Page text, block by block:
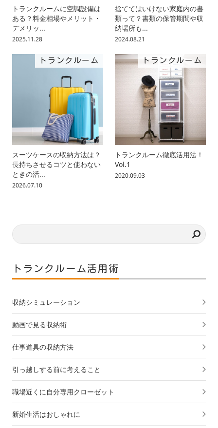
トランクルームに空調設備は
ある？料金相場やメリット・
デメリッ...
2025.11.28
捨ててはいけない家庭内の書
類って？書類の保管期間や収
納場所も...
2024.08.21
トランクルーム
スーツケースの収納方法は？
長持ちさせるコツと使わない
ときの活...
2026.07.10
トランクルーム
トランクルーム徹底活用法！
Vol.1
2020.09.03
トランクルーム活用術
収納シミュレーション
動画で見る収納術
仕事道具の収納方法
引っ越しする前に考えること
職場近くに自分専用クローゼット
新婚生活はおしゃれに